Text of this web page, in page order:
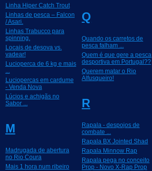
Linha Hiper Catch Trout
Linhas de pesca – Falcon
/ Asari.
Linhas Trabucco para
spinning.
Locais de desova vs.
vadear!
Lucioperca de 6 kg e mais
...
Luciopercas em cardume
- Venda Nova
Lúcios e achigãs no
Sabor ...
M
Madrugada de abertura
no Rio Coura
Mais 1 hora num ribeiro
Q
Quando os carretos de
pesca falham ...
Quem é que gere a pesca
desportiva em Portugal??
Querem matar o Rio
Alfusqueiro!
R
Rapala - despojos de
combate ...
Rapala BX Jointed Shad
Rapala Minnow Rap
Rapala pega no conceito
Prop - Novo X-Rap Prop